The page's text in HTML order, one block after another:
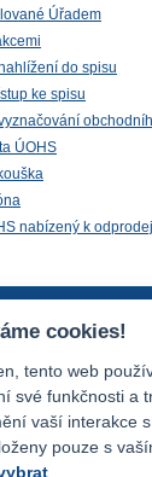
Úřadem
do spisu
ke spisu
ÚOHS
nabízený k
cookies!
tento web
své funkčnosti a
vaší interakce
pouze s